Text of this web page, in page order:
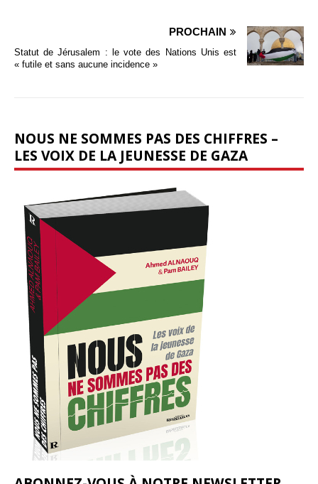
PROCHAIN
Statut de Jérusalem : le vote des Nations Unis est
« futile et sans aucune incidence »
NOUS NE SOMMES PAS DES CHIFFRES –
LES VOIX DE LA JEUNESSE DE GAZA